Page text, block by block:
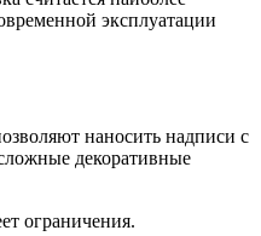
эксплуатации
наносить надписи с
декоративные
ограничения.